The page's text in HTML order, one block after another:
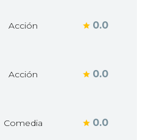
Acción 0.0
Acción 0.0
Comedia 0.0